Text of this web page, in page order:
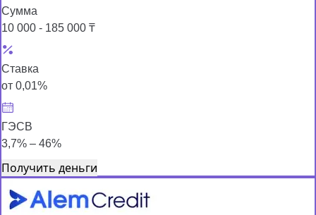
Сумма
10 000 - 185 000 ₸
Ставка
от 0,01%
ГЭСВ
3,7% – 46%
Получить деньги